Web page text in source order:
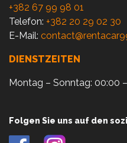
+382 67 99 98 01
Telefon: +382 20 29 02 30
E-Mail:
DIENSTZEITEN
Montag – Sonntag: 00:00
Folgen Sie uns auf den